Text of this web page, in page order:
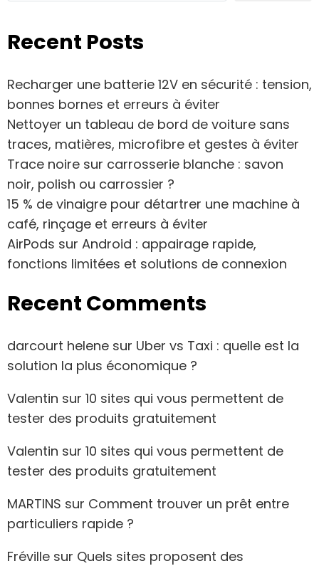
Recent Posts
Recharger une batterie 12V en sécurité : tension,
bonnes bornes et erreurs à éviter
Nettoyer un tableau de bord de voiture sans
traces, matières, microfibre et gestes à éviter
Trace noire sur carrosserie blanche : savon
noir, polish ou carrossier ?
15 % de vinaigre pour détartrer une machine à
café, rinçage et erreurs à éviter
AirPods sur Android : appairage rapide,
fonctions limitées et solutions de connexion
Recent Comments
darcourt helene sur Uber vs Taxi : quelle est la
solution la plus économique ?
Valentin sur 10 sites qui vous permettent de
tester des produits gratuitement
Valentin sur 10 sites qui vous permettent de
tester des produits gratuitement
MARTINS sur Comment trouver un prêt entre
particuliers rapide ?
Fréville sur Quels sites proposent des